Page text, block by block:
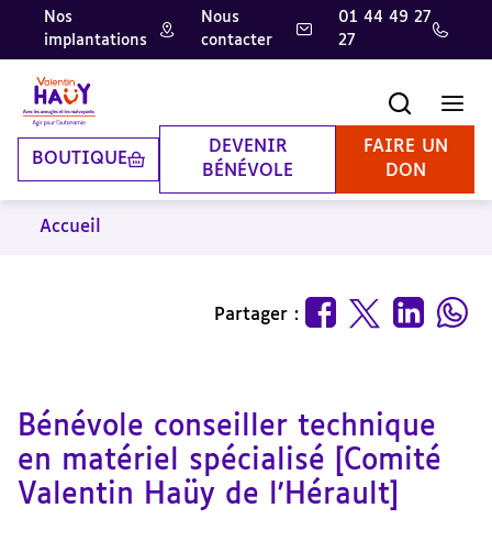
Aller
contenu
principal
Aller
pied
de
page
Aller
la
recherche
Nos
implantations
Nous
contacter
01 44 49 27
27
BOUTIQUE
DEVENIR
BÉNÉVOLE
FAIRE UN
DON
Accueil
Partager :
Bénévole conseiller technique
en matériel spécialisé [Comité
Valentin Haüy de l'Hérault]